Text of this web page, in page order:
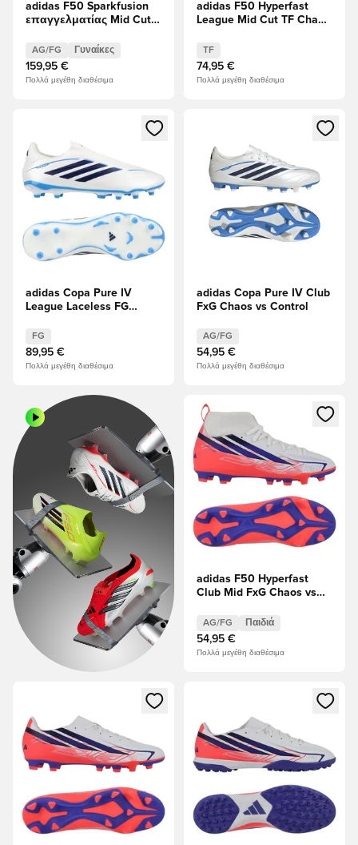
adidas F50 Sparkfusion
επαγγελματίας Mid Cut
Γυναίκες
AG/FG Γυναίκες
159,95 €
Πολλά μεγέθη διαθέσιμα
adidas F50 Hyperfast
League Mid Cut TF Chaos
TF
74,95 €
Πολλά μεγέθη διαθέσιμα
Ανοίγει ένα Modal για να συνδεθείτε ή να εγγραφείτε ως
adidas Copa Pure IV
League Laceless FG
FG
89,95 €
Πολλά μεγέθη διαθέσιμα
Ανοίγει ένα Modal για να
adidas Copa Pure IV Club
FxG Chaos vs Control
AG/FG
54,95 €
Πολλά μεγέθη διαθέσιμα
Ανοίγει ένα Modal για να
adidas F50 Hyperfast
Club Mid FxG Chaos vs
AG/FG Παιδιά
54,95 €
Πολλά μεγέθη διαθέσιμα
Ανοίγει ένα Modal για να συνδεθείτε ή να εγγραφείτε ως
Ανοίγει ένα Modal για να